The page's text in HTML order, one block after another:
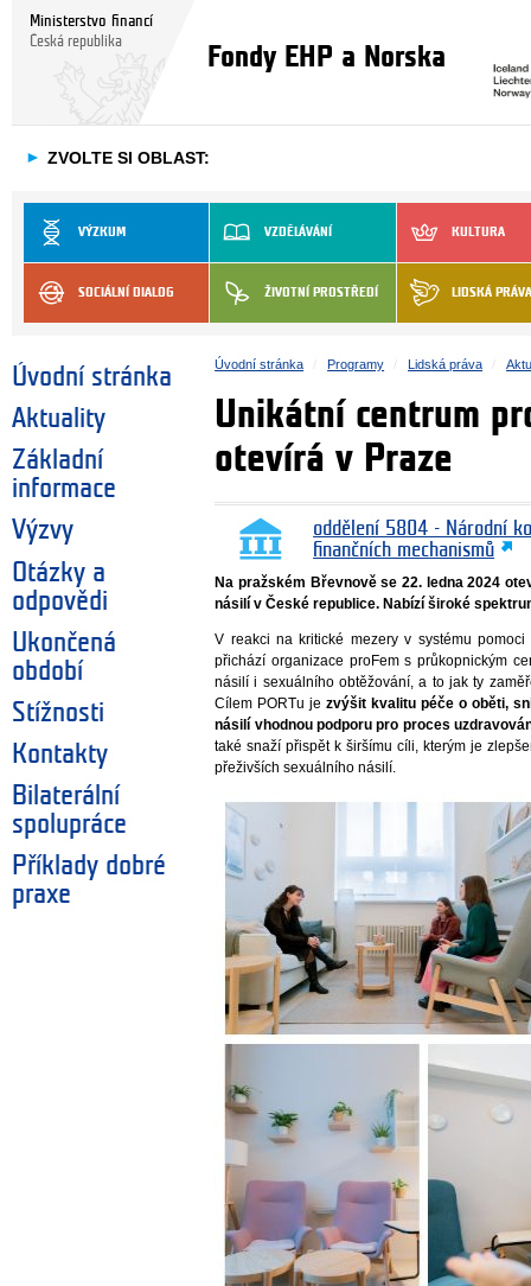
Ministerstvo financí
Česká republika
Fondy EHP a Norska
► ZVOLTE SI OBLAST:
VÝZKUM VZDĚLÁVÁNÍ KULTURA
SOCIÁLNÍ DIALOG ŽIVOTNÍ PROSTŘEDÍ LIDSKÁ PRÁVA
Úvodní stránka
Aktuality
Základní
informace
Výzvy
Otázky a
odpovědi
Ukončená
období
Stížnosti
Kontakty
Bilaterální
spolupráce
Příklady dobré
praxe
Úvodní stránka Programy Lidská práva
Unikátní centrum
otevírá v Praze
oddělení 5804 - Národní
finančních mechanismů
Na pražském Břevnově se 22. ledna 2024
násilí v České republice. Nabízí široké
V reakci na kritické mezery v systému
přichází organizace proFem s průkopnickým
násilí i sexuálního obtěžování, a to jak ty
Cílem PORTu jezvýšit kvalitu péče o oběti,
násilí vhodnou podporu pro proces
také snaží přispět k širšímu cíli, kterým je
přeživších sexuálního násilí.